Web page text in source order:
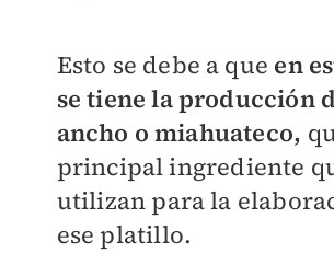
Esto se debe a que en
se tiene la producción
ancho o miahuateco,
principal ingrediente
utilizan para la
ese platillo.